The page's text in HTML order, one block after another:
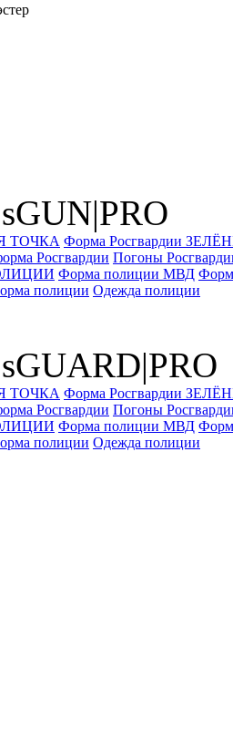
ТОЧКА Форма Росгвардии
Росгвардии Погоны
Форма полиции МВД
полиции Одежда полиции
GUARD|PRO
ТОЧКА Форма Росгвардии
Росгвардии Погоны
Форма полиции МВД
полиции Одежда полиции